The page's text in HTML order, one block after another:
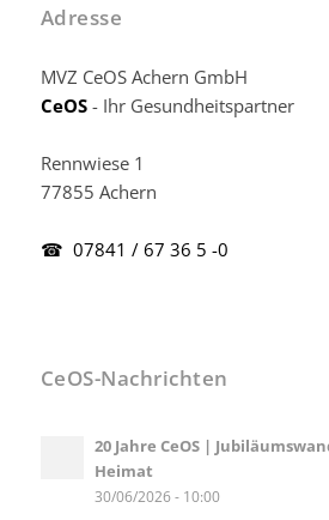
Adresse
MVZ CeOS Achern GmbH
CeOS- Ihr Gesundheitspartner
Rennwiese 1
77855 Achern
☎ 07841 / 67 36 5 -0
CeOS-Nachrichten
20 Jahre CeOS |
Heimat
30/06/2026 - 10:00